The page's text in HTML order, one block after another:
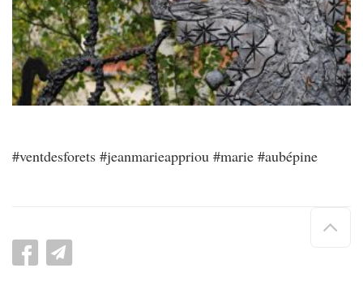
#ventdesforets #jeanmarieappriou #marie #aubépine
de